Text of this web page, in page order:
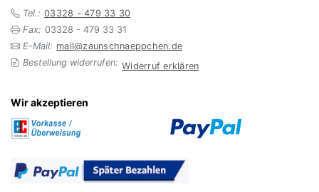
Tel.: 03328 - 479 33 30
Fax: 03328 - 479 33 31
E-Mail: mail@zaunschnaeppchen.de
Bestellung widerrufen: Widerruf erklären
Wir akzeptieren